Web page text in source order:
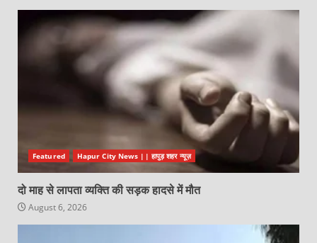
Featured Hapur City News || हापुड़ शहर न्यूज़
दो माह से लापता व्यक्ति की सड़क हादसे में मौत
August 6, 2026